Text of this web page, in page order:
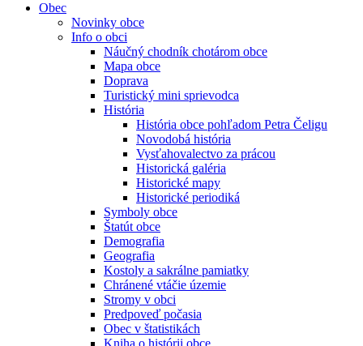
Obec
Novinky obce
Info o obci
Náučný chodník chotárom obce
Mapa obce
Doprava
Turistický mini sprievodca
História
História obce pohľadom Petra Čeligu
Novodobá história
Vysťahovalectvo za prácou
Historická galéria
Historické mapy
Historické periodiká
Symboly obce
Štatút obce
Demografia
Geografia
Kostoly a sakrálne pamiatky
Chránené vtáčie územie
Stromy v obci
Predpoveď počasia
Obec v štatistikách
Kniha o histórii obce